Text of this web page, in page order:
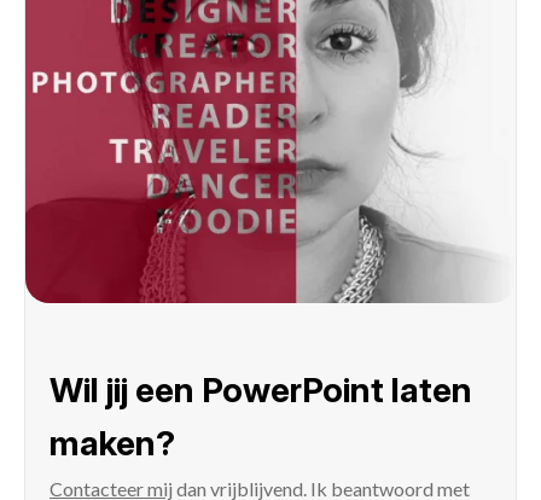
Wil jij een PowerPoint laten
maken?
Contacteer mij dan vrijblijvend. Ik beantwoord met